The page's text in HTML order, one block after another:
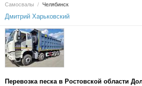
Самосвалы / Челябинск
Дмитрий Харьковский
Перевозка песка в Ростовской области